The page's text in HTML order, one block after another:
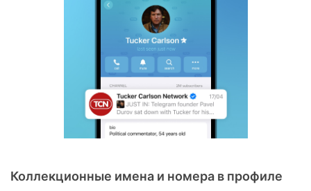
Коллекционные имена и номера в профиле